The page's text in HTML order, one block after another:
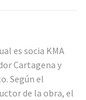
es socia KMA
Cartagena y
Según el
de la obra, el